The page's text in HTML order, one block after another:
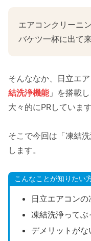
エアコンクリーニ
バケツ一杯に出て
そんななか、日立エ
結洗浄機能」を搭載
大々的にPRしています
そこで今回は「凍結
します。
こんなことが知りたい
日立エアコンの
凍結洗浄ってぶ
デメリットがな